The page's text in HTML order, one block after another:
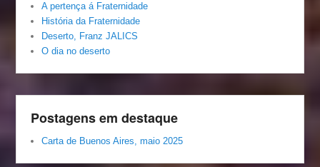
A pertença á Fraternidade
História da Fraternidade
Deserto, Franz JALICS
O dia no deserto
Postagens em destaque
Carta de Buenos Aires, maio 2025